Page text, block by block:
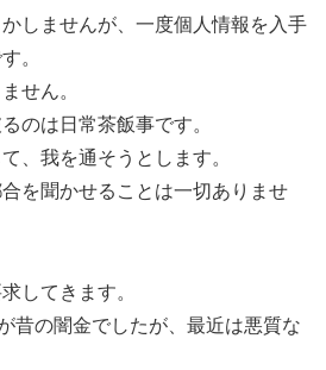
しませんが、一度個人情報を入手
。
せん。
のは日常茶飯事です。
、我を通そうとします。
を聞かせることは一切ありませ
してきます。
昔の闇金でしたが、最近は悪質な